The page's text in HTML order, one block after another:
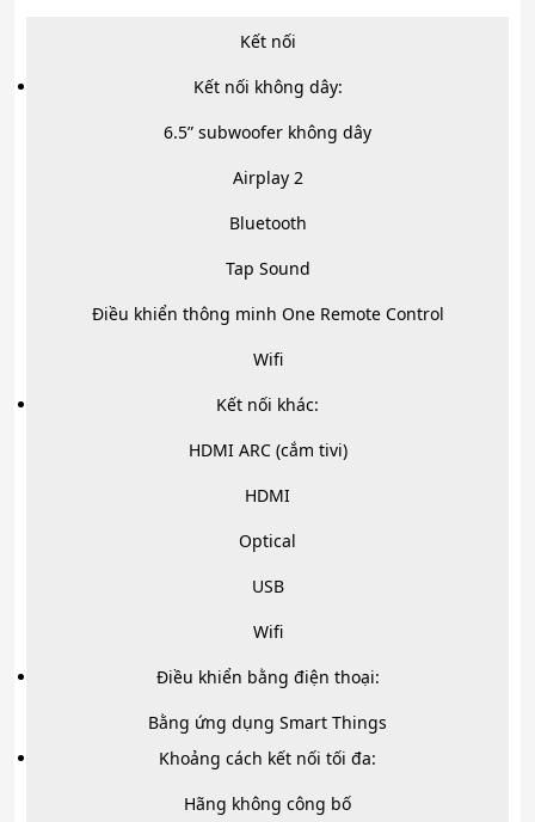
Kết nối
Kết nối không dây:
6.5” subwoofer không dây
Airplay 2
Bluetooth
Tap Sound
Điều khiển thông minh One Remote Control
Wifi
Kết nối khác:
HDMI ARC (cắm tivi)
HDMI
Optical
USB
Wifi
Điều khiển bằng điện thoại:
Bằng ứng dụng Smart Things
Khoảng cách kết nối tối đa:
Hãng không công bố